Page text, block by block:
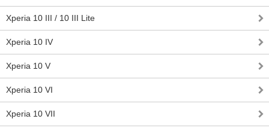
Xperia 10 III / 10 III Lite
Xperia 10 IV
Xperia 10 V
Xperia 10 VI
Xperia 10 VII